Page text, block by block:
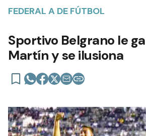
FEDERAL A DE FÚTBOL
Sportivo Belgrano le
Martín y se ilusiona